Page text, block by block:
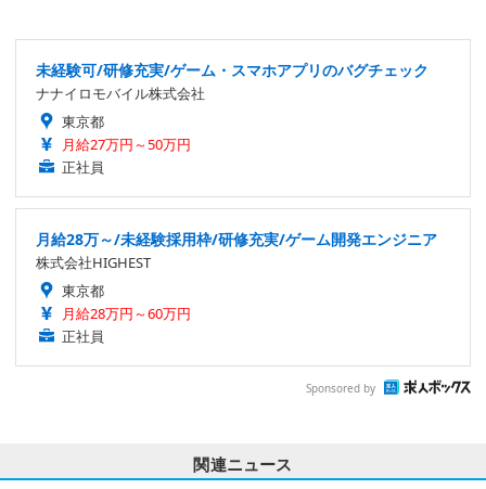
未経験可/研修充実/ゲーム・スマホアプリのバグチェック
ナナイロモバイル株式会社
東京都
月給27万円～50万円
正社員
月給28万～/未経験採用枠/研修充実/ゲーム開発エンジニア
株式会社HIGHEST
東京都
月給28万円～60万円
正社員
Sponsored by
関連ニュース